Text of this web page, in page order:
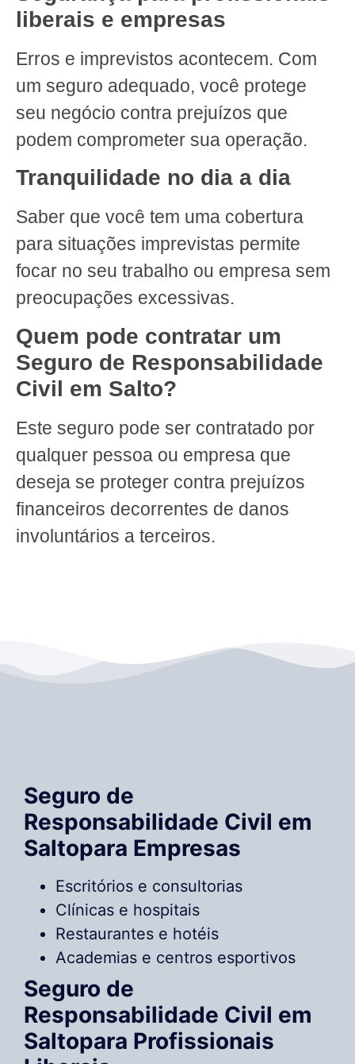
liberais e empresas
Erros e imprevistos acontecem. Com
um seguro adequado, você protege
seu negócio contra prejuízos que
podem comprometer sua operação.
Tranquilidade no dia a dia
Saber que você tem uma cobertura
para situações imprevistas permite
focar no seu trabalho ou empresa sem
preocupações excessivas.
Quem pode contratar um
Seguro de Responsabilidade
Civil em Salto?
Este seguro pode ser contratado por
qualquer pessoa ou empresa que
deseja se proteger contra prejuízos
financeiros decorrentes de danos
involuntários a terceiros.
Seguro de
Responsabilidade Civil em
Saltopara Empresas
Escritórios e consultorias
Clínicas e hospitais
Restaurantes e hotéis
Academias e centros esportivos
Seguro de
Responsabilidade Civil em
Saltopara Profissionais